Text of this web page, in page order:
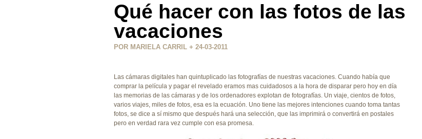
Qué hacer con las fotos de las
vacaciones
POR MARIELA CARRIL + 24-03-2011
Las cámaras digitales han quintuplicado las fotografías de nuestras vacaciones. Cuando había que
comprar la película y pagar el revelado eramos mas cuidadosos a la hora de disparar pero hoy en día
las memorias de las cámaras y de los ordenadores explotan de fotografías. Un viaje, cientos de fotos,
varios viajes, miles de fotos, esa es la ecuación. Uno tiene las mejores intenciones cuando toma tantas
fotos, se dice a sí mismo que después hará una selección, que las imprimirá o convertirá en postales
pero en verdad rara vez cumple con esa promesa.